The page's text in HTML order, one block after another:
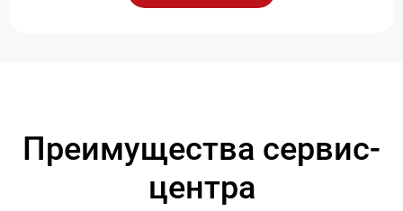
Преимущества сервис-
центра